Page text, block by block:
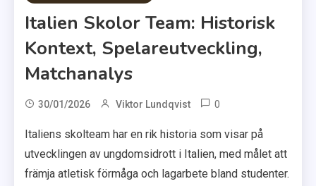
Italien Skolor Team: Historisk
Kontext, Spelareutveckling,
Matchanalys
30/01/2026 Viktor Lundqvist 0
Italiens skolteam har en rik historia som visar på
utvecklingen av ungdomsidrott i Italien, med målet att
främja atletisk förmåga och lagarbete bland studenter.